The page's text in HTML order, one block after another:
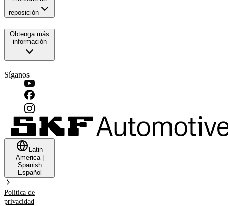
reposición
Obtenga más
información
Síganos
Latin
America|
Spanish
Español
Política de
privacidad